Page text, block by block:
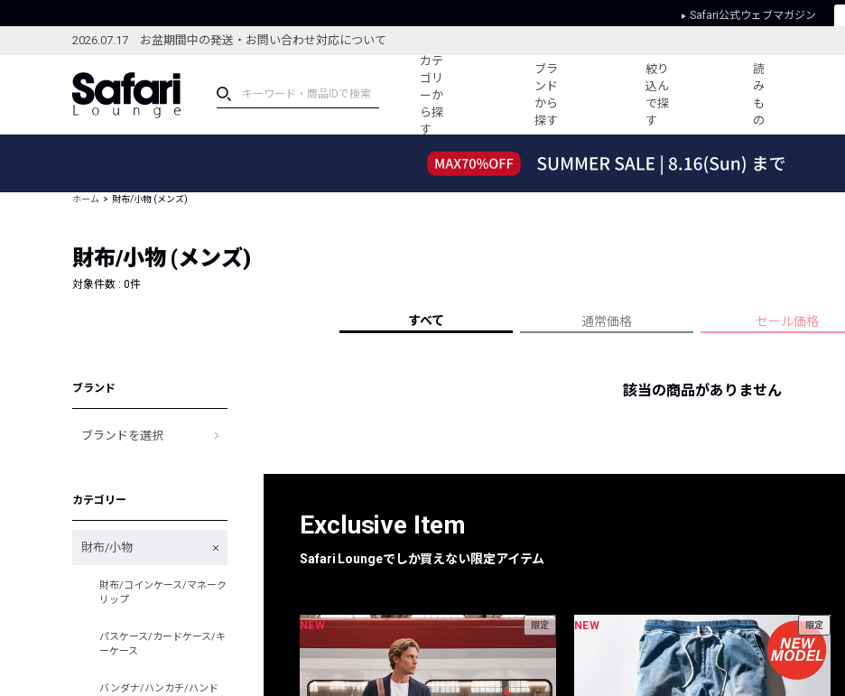
Safari公式ウェブマガジン
2026.07.17 お盆期間中の発送・お問い合わせ対応について
カテ
ゴリ
ーか
ら探
す
ブラ
ンド
から
探す
絞り
込ん
で探
す
読
み
も
の
ブランドから探す
新着アイテム
編集部のおすすめアイテム
すべての記事
人気記事ランキング
フォーカスブランド
プライバシーポリシー
ホーム 財布/小物 (メンズ)
財布/小物 (メンズ)
対象件数 : 0件
すべて 通常価格 セール価格
ブランド
ブランドを選択
カテゴリー
財布/小物
財布/コインケース/マネーク
リップ
パスケース/カードケース/キ
ーケース
バンダナ/ハンカチ/ハンド
該当の商品がありません
Exclusive Item
Safari Loungeでしか買えない限定アイテム
NEW 限定 NEW 限定